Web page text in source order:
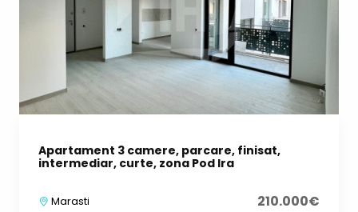
Apartament 3 camere, parcare, finisat,
intermediar, curte, zona Pod Ira
Marasti 210.000€